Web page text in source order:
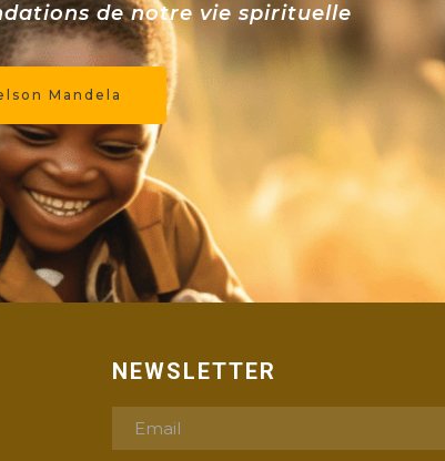
de notre vie spirituelle
Mandela
NEWSLETTER